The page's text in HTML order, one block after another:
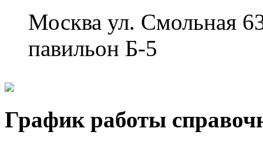
Москва ул. Смольная
павильон Б-5
График работы